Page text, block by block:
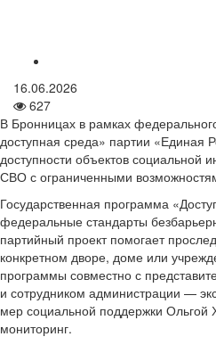
16.06.2026
627
В Бронницах в рамках
доступная среда» партии «Единая
доступности объектов социальной
СВО с ограниченными
Государственная программа
федеральные стандарты
партийный проект помогает
конкретном дворе, доме или
программы совместно с
и сотрудником администрации —
мер социальной поддержки
мониторинг.